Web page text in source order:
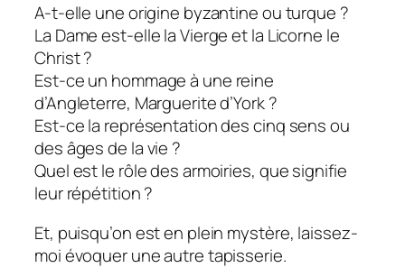
A-t-elle une origine byzantine ou turque ?
La Dame est-elle la Vierge et la Licorne le
Christ ?
Est-ce un hommage à une reine
d’Angleterre, Marguerite d’York ?
Est-ce la représentation des cinq sens ou
des âges de la vie ?
Quel est le rôle des armoiries, que signifie
leur répétition ?
Et, puisqu’on est en plein mystère, laissez-
moi évoquer une autre tapisserie.